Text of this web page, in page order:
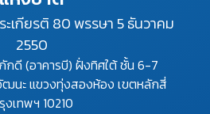
เกียรติ 80 พรรษา 5 ธันวาคม
2550
กดี (อาคารบี) ฝั่งทิศใต้ ชั้น 6-7
ฒนะ แขวงทุ่งสองห้อง เขตหลักสี่
งเทพฯ 10210